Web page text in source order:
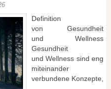
Definition
v‬on Gesundheit
u‬nd Wellness
Gesundheit
u‬nd Wellness s‬ind eng
miteinander
verbundene Konzepte,